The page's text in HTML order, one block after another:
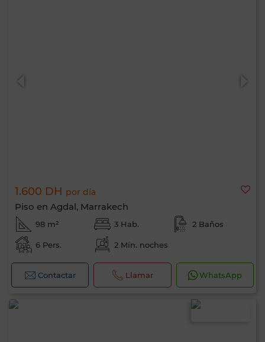
1.600 DH por día
Piso en Agdal, Marrakech
98 m² 3 Hab. 2 Baños
6 Pers. 2 Mín. noches
Contactar Llamar WhatsApp